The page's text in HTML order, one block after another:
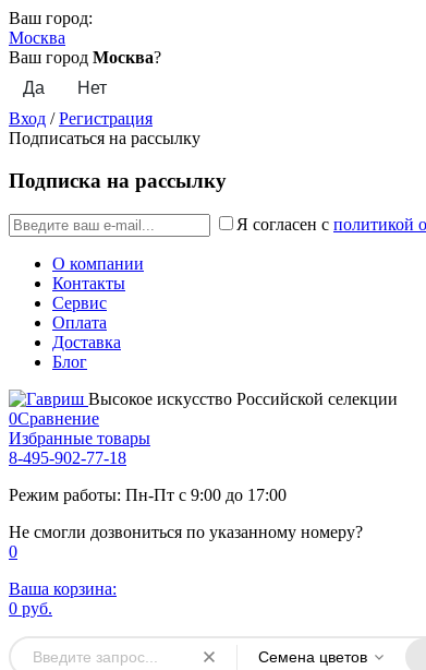
Ваш город:
Москва
Ваш город Москва?
Вход /Регистрация
Подписаться на рассылку
Подписка на рассылку
Я согласен с политикой
О компании
Контакты
Сервис
Оплата
Доставка
Блог
Высокое искусство Российской селекции
0Сравнение
Избранные товары
8-495-902-77-18
Режим работы: Пн-Пт с 9:00 до 17:00
Не смогли дозвониться по указанному номеру?
0
Ваша корзина:
0 руб.
Семена цветов